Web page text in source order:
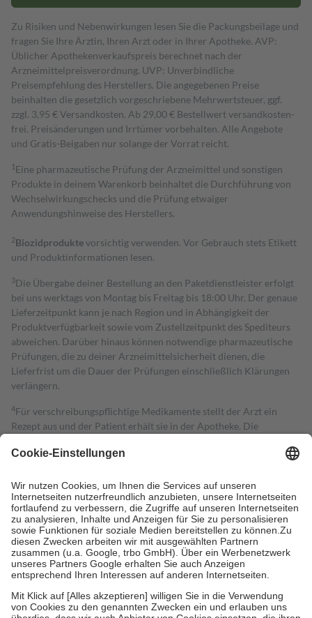
Zu Risiken und Nebenwirkungen lesen Sie die Packungsbeilage und
fragen Sie Ihre Ärztin, Ihren Arzt oder in Ihrer Apotheke. AVP:
Üblicher Apothekenverkaufspreis berechnet nach der
Arzneimittelpreisverordnung. UVP: Unverbindliche
Preisempfehlung des Herstellers. Die angegebenen Preise
beinhalten die gesetzlich vorgeschriebene Mehrwertsteuer, ggf.
zzgl. 3,95 € Versandkosten. Ab 29,00 € Bestell­wert versand­kosten­
frei. Preisänderungen und Irrtümer vorbehalten. Alle Angebote
und Gratis-Beigaben nur solange der Vorrat reicht.
1 Eine pharmazeutische Prüfung der Arzneimittel und sonstigen
Produkte in deinem Warenkorb beinhaltet die Durchführung von
Wechselwirkungschecks und die Prüfung etwaiger
Anwendungshinweise des Herstellers.
2Biozidproduktevorsichtig verwenden. Vor Gebrauch stets Etikett
und Produktinformationen lesen.
3Die Übergabe deiner Bestellung an den Paketdienstleister erfolgt
bei uns werktags von Montag bis Freitag bis 18:00 Uhr. Der genaue
Lieferzeitpunkt kann je nach Region und in Abhängigkeit der
Produktverfügbarkeit sowie vom Zustellzeitpunkt des Spediteurs
abweichen. Darüber hinaus können notwendige pharmazeutische
Prüfungen, die zu deiner Arzneimittelsicherheit dienen, die
Lieferfrist um die Dauer der Prüfungen einschließlich Klärungen
verlängern.
4Für verschreibungspflichtige Medikamente stellt der Arzt ein
Rezept aus und der Patient erhält sie in der Apotheke. Die
Kosten dafür, der Versicherte trägt einen Teil davon als Zuzahlung
Grundsätzlich leisten Mitglieder Zuzahlungen in Höhe von zehn
Prozent des Abgabepreises,mindestensjedochfünf Euround
höchstens zehn Euro.Es sind jedoch nie mehr als die tatsächlichen
Kosten der Leistung zu entrichten.
Diese Regeln gelten grundsätzlich auch für Online-Apotheken.
Bei Heilmitteln und häuslicher Krankenpflege beträgt die
Zuzahlung zehn Prozent der Kosten sowie zehn Euro je
Um das Engagement der Versicherten für ihre eigene Gesundheit zu